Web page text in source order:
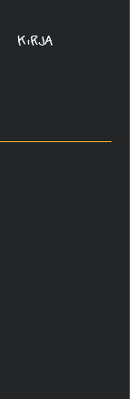
Kirja